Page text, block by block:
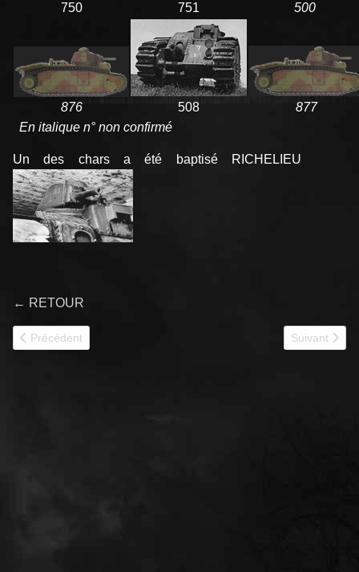
750 751 500
876 508
877
En italique n° non confirmé
Un des chars a été baptisé RICHELIEU
← RETOUR
Article précédent : 348e CACC
Précédent Article
Suivant